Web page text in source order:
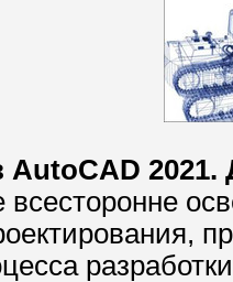
всесторонне